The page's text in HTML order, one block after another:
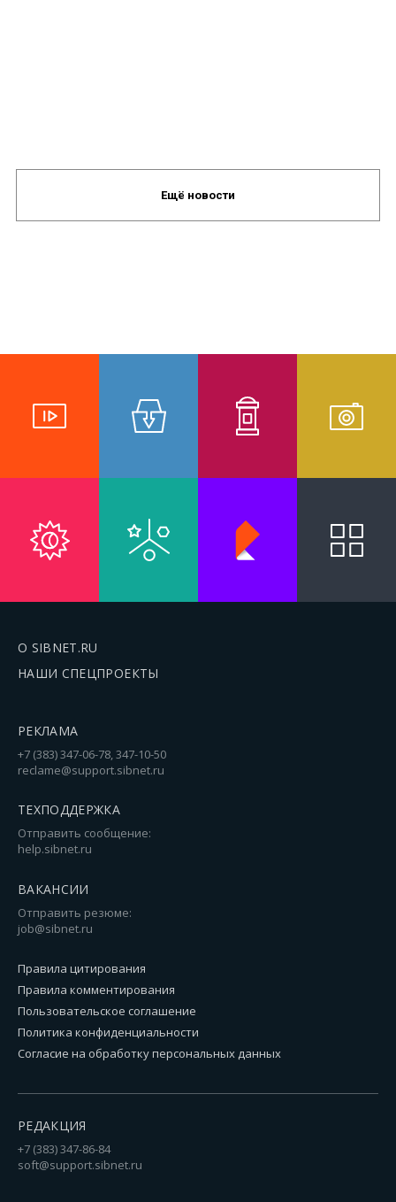
Ещё новости
О SIBNET.RU
НАШИ СПЕЦПРОЕКТЫ
РЕКЛАМА
+7 (383) 347-06-78, 347-10-50
reclame@support.sibnet.ru
ТЕХПОДДЕРЖКА
Отправить сообщение:
help.sibnet.ru
ВАКАНСИИ
Отправить резюме:
job@sibnet.ru
Правила цитирования
Правила комментирования
Пользовательское соглашение
Политика конфиденциальности
Согласие на обработку персональных данных
РЕДАКЦИЯ
+7 (383) 347-86-84
soft@support.sibnet.ru